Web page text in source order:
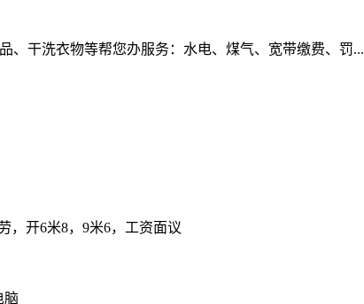
、干洗衣物等帮您办服务：水电、煤气、宽带缴费、罚...
，开6米8，9米6，工资面议